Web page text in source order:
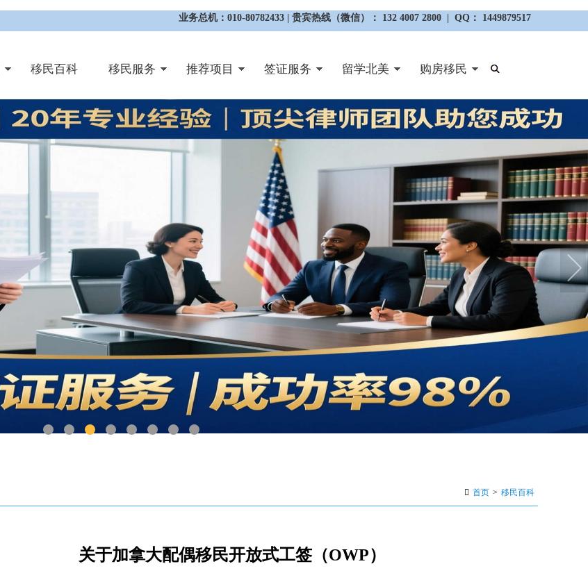
业务总机：010-80782433 | 贵宾热线（微信）： 132 4007 2800 | QQ： 1449879517
移民百科 移民服务 推荐项目 签证服务 留学北美 购房移民
首页 > 移民百科
关于加拿大配偶移民开放式工签（OWP）